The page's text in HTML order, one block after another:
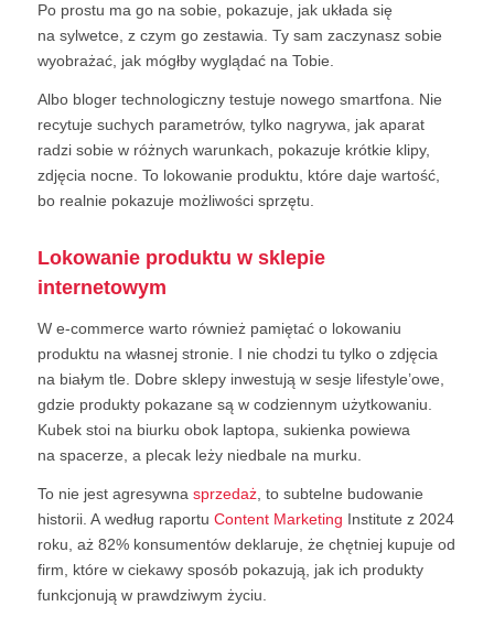
Po prostu ma go na sobie, pokazuje, jak układa się
na sylwetce, z czym go zestawia. Ty sam zaczynasz sobie
wyobrażać, jak mógłby wyglądać na Tobie.
Albo bloger technologiczny testuje nowego smartfona. Nie
recytuje suchych parametrów, tylko nagrywa, jak aparat
radzi sobie w różnych warunkach, pokazuje krótkie klipy,
zdjęcia nocne. To lokowanie produktu, które daje wartość,
bo realnie pokazuje możliwości sprzętu.
Lokowanie produktu w sklepie
internetowym
W e-commerce warto również pamiętać o lokowaniu
produktu na własnej stronie. I nie chodzi tu tylko o zdjęcia
na białym tle. Dobre sklepy inwestują w sesje lifestyle’owe,
gdzie produkty pokazane są w codziennym użytkowaniu.
Kubek stoi na biurku obok laptopa, sukienka powiewa
na spacerze, a plecak leży niedbale na murku.
To nie jest agresywna sprzedaż, to subtelne budowanie
historii. A według raportu Content Marketing Institute z 2024
roku, aż 82% konsumentów deklaruje, że chętniej kupuje od
firm, które w ciekawy sposób pokazują, jak ich produkty
funkcjonują w prawdziwym życiu.